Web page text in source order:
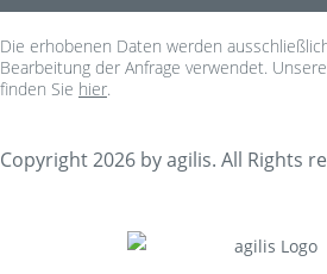
Die erhobenen Daten werden
Bearbeitung der Anfrage verwendet.
finden Sie hier.
Copyright 2026 by agilis. All Rights